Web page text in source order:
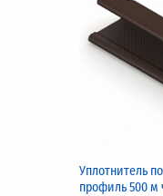
Уплотнитель
профиль 500